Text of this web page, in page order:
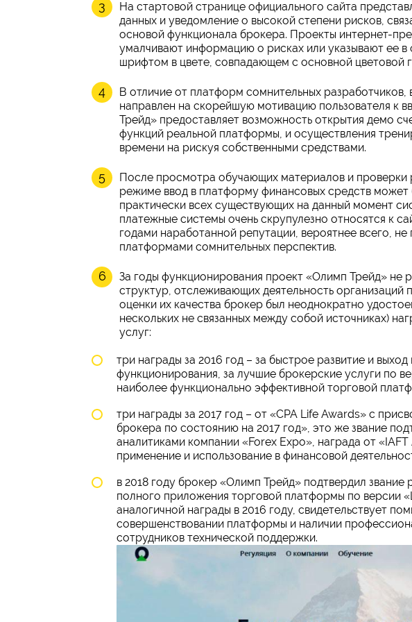
На стартовой странице официального сайта
данных и уведомление о высокой степени рисков,
основой функционала брокера. Проекты интернет-
умалчивают информацию о рисках или указывают ее
шрифтом в цвете, совпадающем с основной цветовой
В отличие от платформ сомнительных разработчиков,
направлен на скорейшую мотивацию пользователя к
Трейд» предоставляет возможность открытия демо
функций реальной платформы, и осуществления
времени на рискуя собственными средствами.
После просмотра обучающих материалов и
режиме ввод в платформу финансовых средств
практически всех существующих на данный момент
платежные системы очень скрупулезно относятся к
годами наработанной репутации, вероятнее всего,
платформами сомнительных перспектив.
За годы функционирования проект «Олимп Трейд» не
структур, отслеживающих деятельность организаций
оценки их качества брокер был неоднократно
нескольких не связанных между собой источниках)
услуг:
три награды за 2016 год – за быстрое развитие и
функционирования, за лучшие брокерские услуги по
наиболее функционально эффективной торговой
три награды за 2017 год – от «CPA Life Awards» с
брокера по состоянию на 2017 год», это же звание
аналитиками компании «Forex Expo», награда от
применение и использование в финансовой
в 2018 году брокер «Олимп Трейд» подтвердил
полного приложения торговой платформы по версии
аналогичной награды в 2016 году, свидетельствует
совершенствовании платформы и наличии
сотрудников технической поддержки.